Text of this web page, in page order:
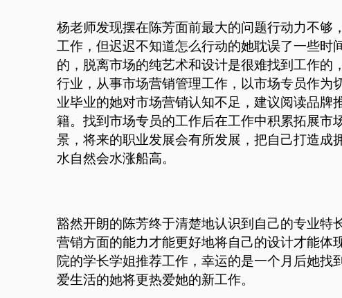
杨老师发现摆在陈芳面前最大的问题行动力不够
工作，但迟迟不知道怎么行动的她耽误了一些时
的，脱离市场的纯艺术和设计是很难找到工作
行业，从事市场营销管理工作，以市场专员作
业毕业的她对市场营销认知不足，建议阅读品
籍。找到市场专员的工作后在工作中积累拓展市
景，将来的职业发展会有所发展，把自己打造
水自然会水涨船高。
豁然开朗的陈芳终于清楚地认识到自己的专业特
营销方面的能力才能更好地将自己的设计才能体
院的学长学姐推荐工作，幸运的是一个月后她
爱生活的她将更热爱她的新工作。